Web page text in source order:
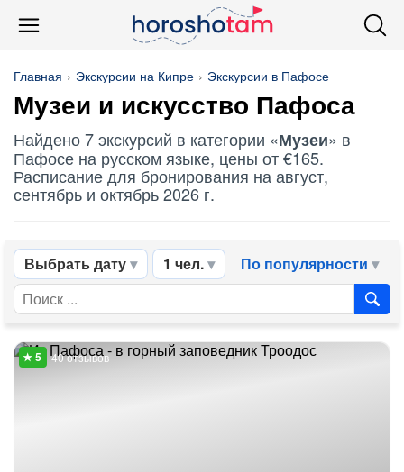
Главная Экскурсии на Кипре Экскурсии в Пафосе
Музеи и искусство Пафоса
Найдено 7 экскурсий в категории «Музеи» в
Пафосе на русском языке, цены от €165.
Расписание для бронирования на август,
сентябрь и октябрь 2026 г.
Выбрать дату 1 чел. По популярности
40 отзывов